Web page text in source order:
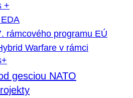
+
rámcového programu EÚ
Warfare v rámci
gesciou NATO